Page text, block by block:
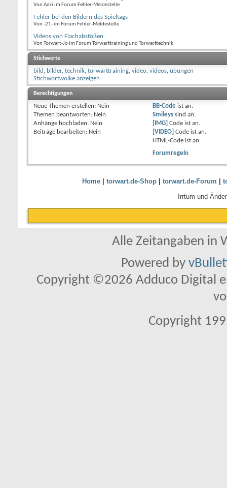
Von Adri im Forum Fehler-Meldestelle
Fehler bei den Bildern des Spieltags
Von -21- im Forum Fehler-Meldestelle
Videos von Flachabstößen
Von Torwart-Jo im Forum Torwarttraining und Torwarttechnik
Stichworte
bild , bilder, technik, torwarttraining, video, videos, übungen
Stichwortwolke anzeigen
Berechtigungen
Neue Themen erstellen: Nein
Themen beantworten: Nein
Anhänge hochladen: Nein
Beiträge bearbeiten: Nein
BB-Codeist an.
Smileyssind an.
[IMG] Code ist an.
[VIDEO] Code ist an.
HTML-Code ist an.
Forumregeln
Home| torwart.de-Shop| torwart.de-Forum
Irrtum und
Alle Zeitangaben in
Powered by
Copyright ©2026 Adduco Digital
Copyright